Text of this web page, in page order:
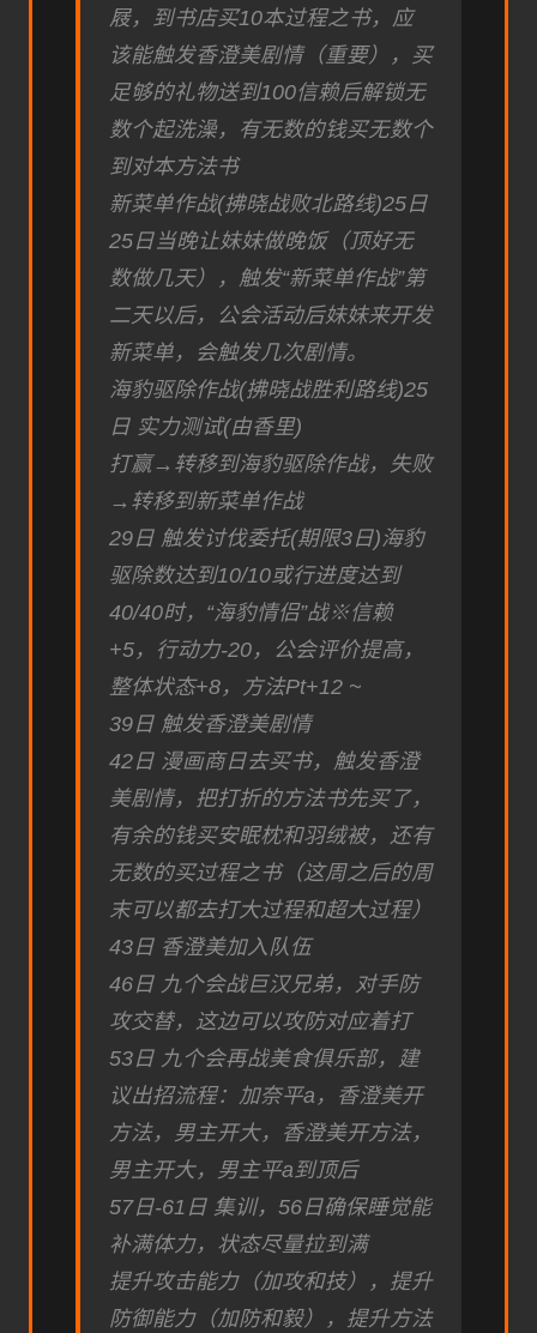
屐，到书店买10本过程之书，应
该能触发香澄美剧情（重要），买
足够的礼物送到100信赖后解锁无
数个起洗澡，有无数的钱买无数个
到对本方法书
新菜单作战(拂晓战败北路线)25日
25日当晚让妹妹做晚饭（顶好无
数做几天），触发“新菜单作战”第
二天以后，公会活动后妹妹来开发
新菜单，会触发几次剧情。
海豹驱除作战(拂晓战胜利路线)25
日 实力测试(由香里)
打赢→转移到海豹驱除作战，失败
→转移到新菜单作战
29日 触发讨伐委托(期限3日)海豹
驱除数达到10/10或行进度达到
40/40时，“海豹情侣”战※信赖
+5，行动力-20，公会评价提高，
整体状态+8，方法Pt+12 ~
39日 触发香澄美剧情
42日 漫画商日去买书，触发香澄
美剧情，把打折的方法书先买了，
有余的钱买安眠枕和羽绒被，还有
无数的买过程之书（这周之后的周
末可以都去打大过程和超大过程）
43日 香澄美加入队伍
46日 九个会战巨汉兄弟，对手防
攻交替，这边可以攻防对应着打
53日 九个会再战美食俱乐部，建
议出招流程：加奈平a，香澄美开
方法，男主开大，香澄美开方法，
男主开大，男主平a到顶后
57日-61日 集训，56日确保睡觉能
补满体力，状态尽量拉到满
提升攻击能力（加攻和技），提升
防御能力（加防和毅），提升方法